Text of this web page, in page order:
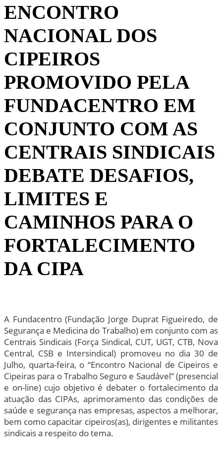
ENCONTRO
NACIONAL DOS
CIPEIROS
PROMOVIDO PELA
FUNDACENTRO EM
CONJUNTO COM AS
CENTRAIS SINDICAIS
DEBATE DESAFIOS,
LIMITES E
CAMINHOS PARA O
FORTALECIMENTO
DA CIPA
A Fundacentro (Fundação Jorge Duprat Figueiredo, de
Segurança e Medicina do Trabalho) em conjunto com as
Centrais Sindicais (Força Sindical, CUT, UGT, CTB, Nova
Central, CSB e Intersindical) promoveu no dia 30 de
Julho, quarta-feira, o “Encontro Nacional de Cipeiros e
Cipeiras para o Trabalho Seguro e Saudável” (presencial
e on-line) cujo objetivo é debater o fortalecimento da
atuação das CIPAs, aprimoramento das condições de
saúde e segurança nas empresas, aspectos a melhorar,
bem como capacitar cipeiros(as), dirigentes e militantes
sindicais a respeito do tema.